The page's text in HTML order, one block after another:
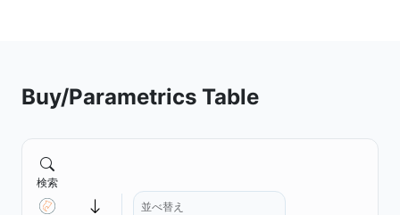
Buy/Parametrics Table
検索
並べ替え